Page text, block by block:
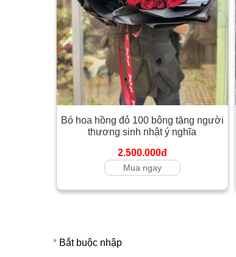
Bó hoa hồng đỏ 100 bông tặng người
thương sinh nhật ý nghĩa
2.500.000đ
Mua ngay
* Bắt buộc nhập